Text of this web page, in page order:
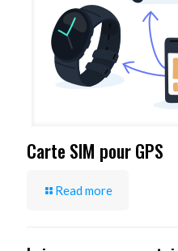
Carte SIM pour GPS
Read more